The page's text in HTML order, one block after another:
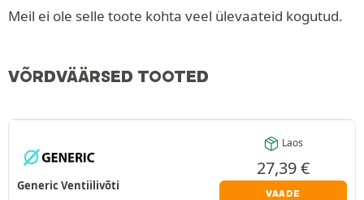
Meil ei ole selle toote kohta veel ülevaateid kogutud.
VÕRDVÄÄRSED TOOTED
Generic Ventiilivõti
Laos
27,39€
VAADE